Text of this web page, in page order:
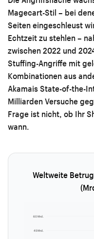
Magecart-Stil – bei
Seiten eingeschleust
Echtzeit zu stehlen –
zwischen 2022 und
Stuffing-Angriffe mit
Kombinationen aus
Akamais State-of-the-
Milliarden Versuche
Frage ist nicht, ob Ihr
wann.
Weltweite
45 Mrd.
60 Mrd.